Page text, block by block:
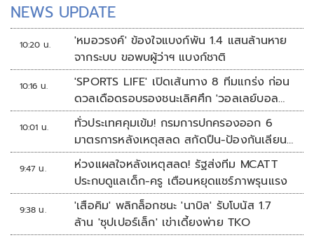
NEWS UPDATE
10:20 น.
'หมอวรงค์' ข้องใจแบงก์พัน 1.4 แสนล้านหาย
จากระบบ ขอพบผู้ว่าฯ แบงก์ชาติ
10:16 น.
'SPORTS LIFE' เปิดเส้นทาง 8 ทีมแกร่ง ก่อน
ดวลเดือดรอบรองชนะเลิศศึก 'วอลเลย์บอล
นักเรียน แชมป์กีฬา 7HD 2026'
10:01 น.
ทั่วประเทศคุมเข้ม! กรมการปกครองออก 6
มาตรการหลังเหตุสลด สกัดปืน-ป้องกันเลียน
แบบ
9:47 น.
ห่วงแผลใจหลังเหตุสลด! รัฐส่งทีม MCATT
ประกบดูแลเด็ก-ครู เตือนหยุดแชร์ภาพรุนแรง
9:38 น.
'เสือคิม' พลิกล็อกชนะ 'นาบิล' รับโบนัส 1.7
ล้าน 'ซุปเปอร์เล็ก' เข่าเดี้ยงพ่าย TKO